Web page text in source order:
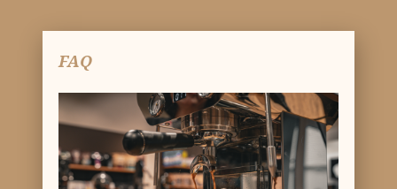
FAQ